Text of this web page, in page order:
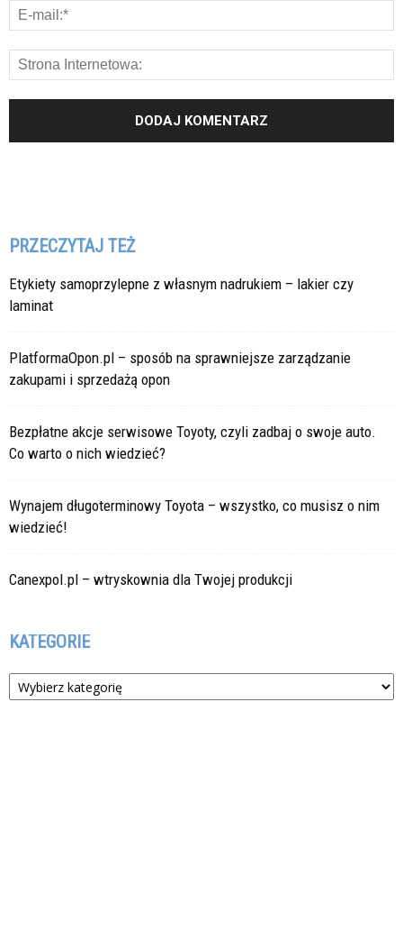
PRZECZYTAJ TEŻ
Etykiety samoprzylepne z własnym nadrukiem – lakier czy
laminat
PlatformaOpon.pl – sposób na sprawniejsze zarządzanie
zakupami i sprzedażą opon
Bezpłatne akcje serwisowe Toyoty, czyli zadbaj o swoje auto.
Co warto o nich wiedzieć?
Wynajem długoterminowy Toyota – wszystko, co musisz o nim
wiedzieć!
Canexpol.pl – wtryskownia dla Twojej produkcji
KATEGORIE
Kategorie